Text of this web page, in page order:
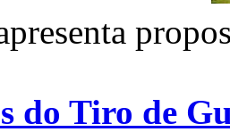
do Tiro de